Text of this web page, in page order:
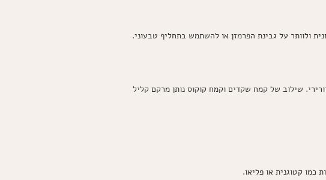
ולוותר על גבינת הפרמזן או להשתמש בתחליף טבעוני.
שילוב של קמח שקדים וקמח קוקוס נותן מרקם קליל
כמו קטוגנית או פליאו.